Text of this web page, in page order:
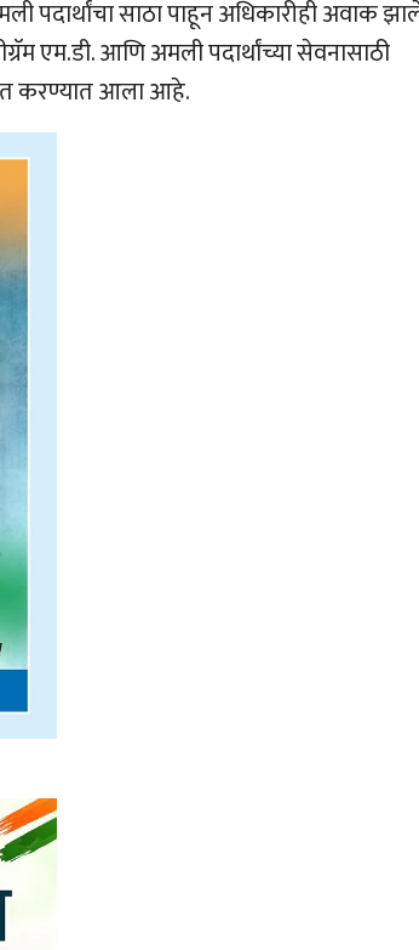
पदार्थांचा साठा पाहून अधिकारीही अवाक
एम.डी. आणि अमली पदार्थांच्या सेवनासाठी
करण्यात आला आहे.